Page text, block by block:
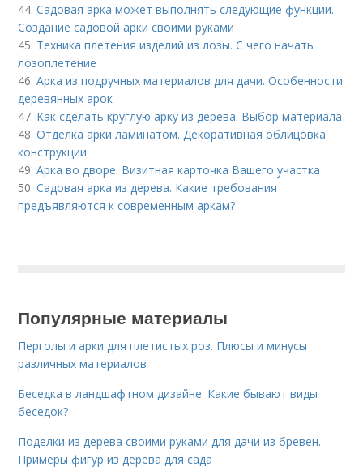
44.Садовая арка может выполнять следующие функции.
Создание садовой арки своими руками
45. Техника плетения изделий из лозы. С чего начать
лозоплетение
46.Арка из подручных материалов для дачи. Особенности
деревянных арок
47. Как сделать круглую арку из дерева. Выбор материала
48.Отделка арки ламинатом. Декоративная облицовка
конструкции
49.Арка во дворе. Визитная карточка Вашего участка
50.Садовая арка из дерева. Какие требования
предъявляются к современным аркам?
Популярные материалы
Перголы и арки для плетистых роз. Плюсы и минусы
различных материалов
Беседка в ландшафтном дизайне. Какие бывают виды
беседок?
Поделки из дерева своими руками для дачи из бревен.
Примеры фигур из дерева для сада